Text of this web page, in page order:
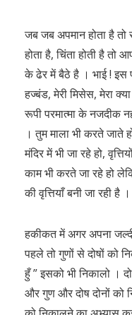
जब जब अपमान होता है
होता है, चिंता होती है तो
के ढेर में बैठे है । भाई !
हज्बंड, मेरी मिसेस, मेरा
रूपी परमात्मा के नजदीक
। तुम माला भी करते जाते
मंदिर में भी जा रहे हो,
काम भी करते जा रहे हो
की वृत्तियाँ बनी जा रही है ।
हकीकत में अगर अपना
पहले तो गुणों से दोषों को
हुँ ” इसको भी निकालो ।
और गुण और दोष दोनों को